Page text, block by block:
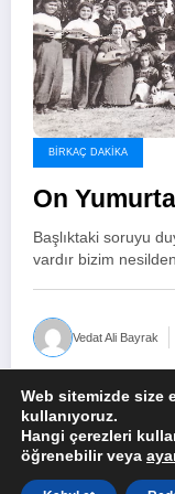
BIRKAÇ DAKIKA
On
Başlıktaki soruyu
vardır bizim
Vedat Ali Bayrak
Web sitemizde size
kullanıyoruz.
Hangi çerezleri
öğrenebilir veya